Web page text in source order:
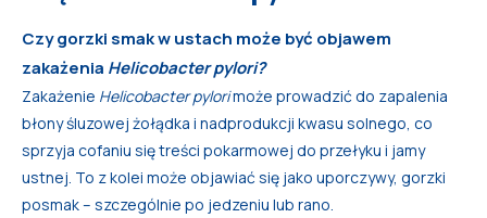
Czy gorzki smak w ustach może być objawem
zakażenia Helicobacter pylori?
Zakażenie Helicobacter pylorimoże prowadzić do zapalenia
błony śluzowej żołądka i nadprodukcji kwasu solnego, co
sprzyja cofaniu się treści pokarmowej do przełyku i jamy
ustnej. To z kolei może objawiać się jako uporczywy, gorzki
posmak – szczególnie po jedzeniu lub rano.